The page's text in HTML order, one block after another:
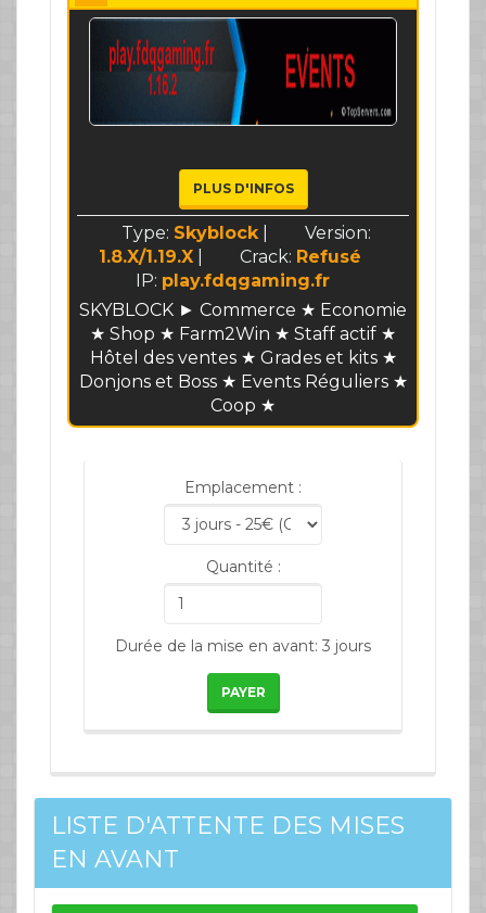
PLUS D'INFOS
Type: Skyblock|
Version:
1.8.X/1.19.X| Crack: Refusé
IP: play.fdqgaming.fr
SKYBLOCK ► Commerce ★ Economie
★ Shop ★ Farm2Win ★ Staff actif ★
Hôtel des ventes ★ Grades et kits ★
Donjons et Boss ★ Events Réguliers ★
Coop ★
Emplacement :
Quantité :
Durée de la mise en avant: 3 jours
PAYER
LISTE D'ATTENTE DES MISES
EN AVANT